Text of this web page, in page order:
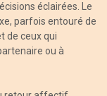
éclairées. Le
parfois entouré de
de ceux qui
ou à